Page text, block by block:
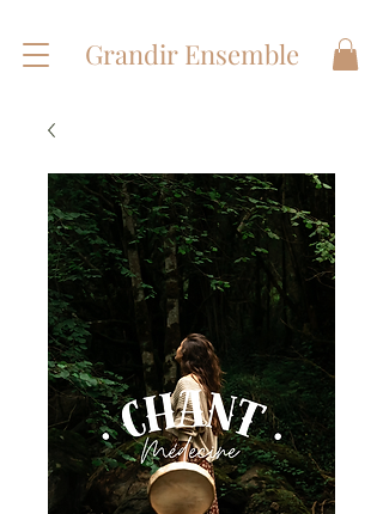
Grandir Ensemble